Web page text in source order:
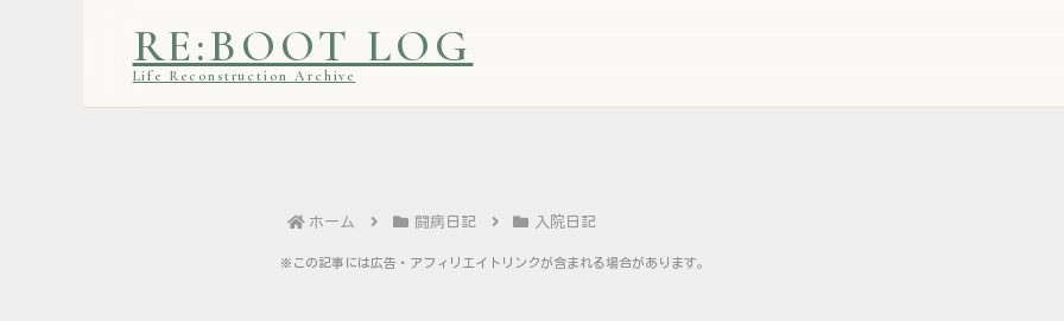
RE:BOOT LOG
Life Reconstruction Archive
ホーム 闘病日記 入院日記
※この記事には広告・アフィリエイトリンクが含まれる場合があります。